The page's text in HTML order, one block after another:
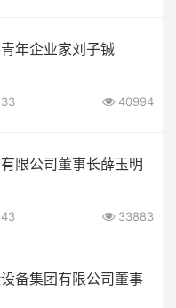
年企业家刘子铖
40994
限公司董事长薛玉明
33883
备集团有限公司董事